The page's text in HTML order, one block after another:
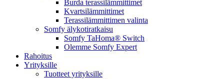
Burda terassilämmittimet
Kvartsilämmittimet
Terassilämmittimen valinta
Somfy älykotiratkaisu
Somfy TaHoma® Switch
Olemme Somfy Expert
Rahoitus
Yrityksille
Tuotteet yrityksille